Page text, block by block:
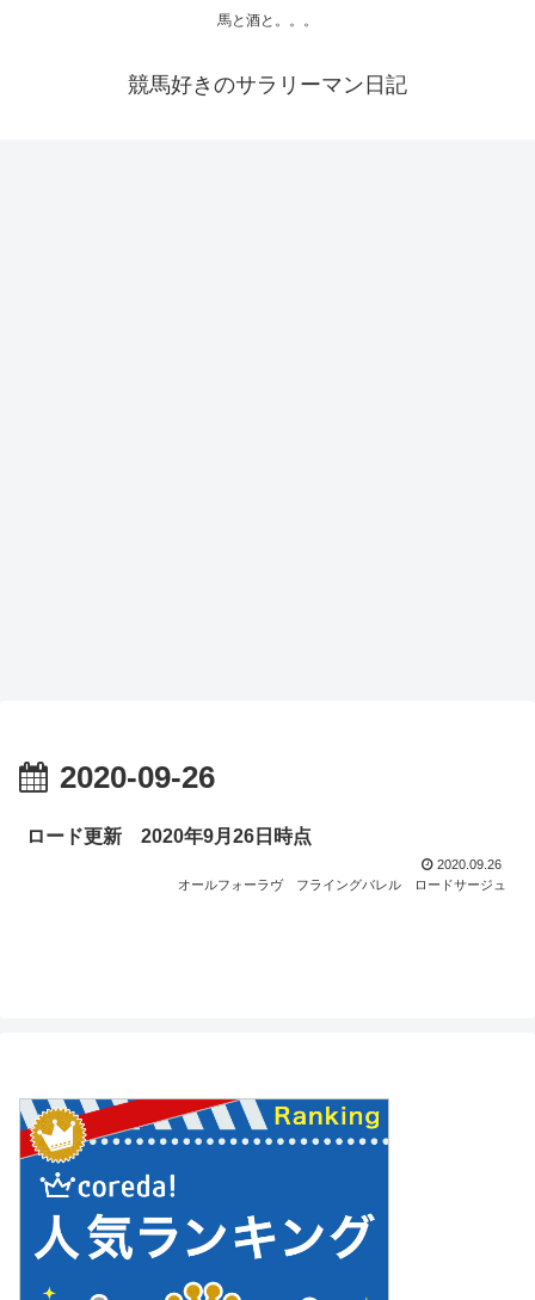
馬と酒と。。。
競馬好きのサラリーマン日記
2020-09-26
ロード更新 2020年9月26日時点
2020.09.26
オールフォーラヴ
フライングバレル ロードサージュ